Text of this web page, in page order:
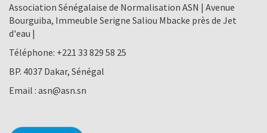
Association Sénégalaise de Normalisation ASN | Avenue
Bourguiba, Immeuble Serigne Saliou Mbacke près de Jet
d'eau |
Téléphone: +221 33 829 58 25
BP. 4037 Dakar, Sénégal
Email : asn@asn.sn